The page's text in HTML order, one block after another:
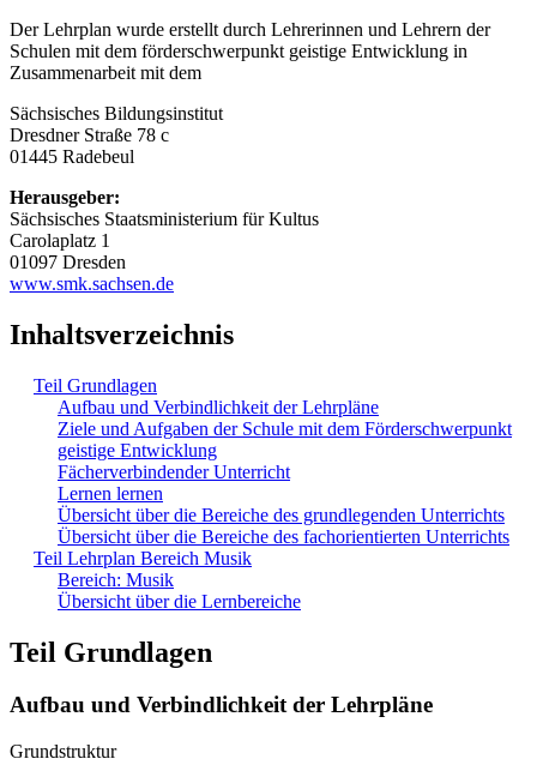
Der Lehrplan wurde erstellt durch Lehrerinnen und Lehrern der
Schulen mit dem förderschwerpunkt geistige Entwicklung in
Zusammenarbeit mit dem
Sächsisches Bildungsinstitut
Dresdner Straße 78 c
01445 Radebeul
Herausgeber:
Sächsisches Staatsministerium für Kultus
Carolaplatz 1
01097 Dresden
www.smk.sachsen.de
Inhaltsverzeichnis
Teil Grundlagen
Aufbau und Verbindlichkeit der Lehrpläne
Ziele und Aufgaben der Schule mit dem Förderschwerpunkt
geistige Entwicklung
Fächerverbindender Unterricht
Lernen lernen
Übersicht über die Bereiche des grundlegenden Unterrichts
Übersicht über die Bereiche des fachorientierten Unterrichts
Teil Lehrplan Bereich Musik
Bereich: Musik
Übersicht über die Lernbereiche
Teil Grundlagen
Aufbau und Verbindlichkeit der Lehrpläne
Grundstruktur